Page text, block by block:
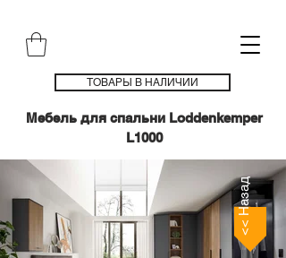
ТОВАРЫ В НАЛИЧИИ
Мебель для спальни Loddenkemper
L1000
<< Назад